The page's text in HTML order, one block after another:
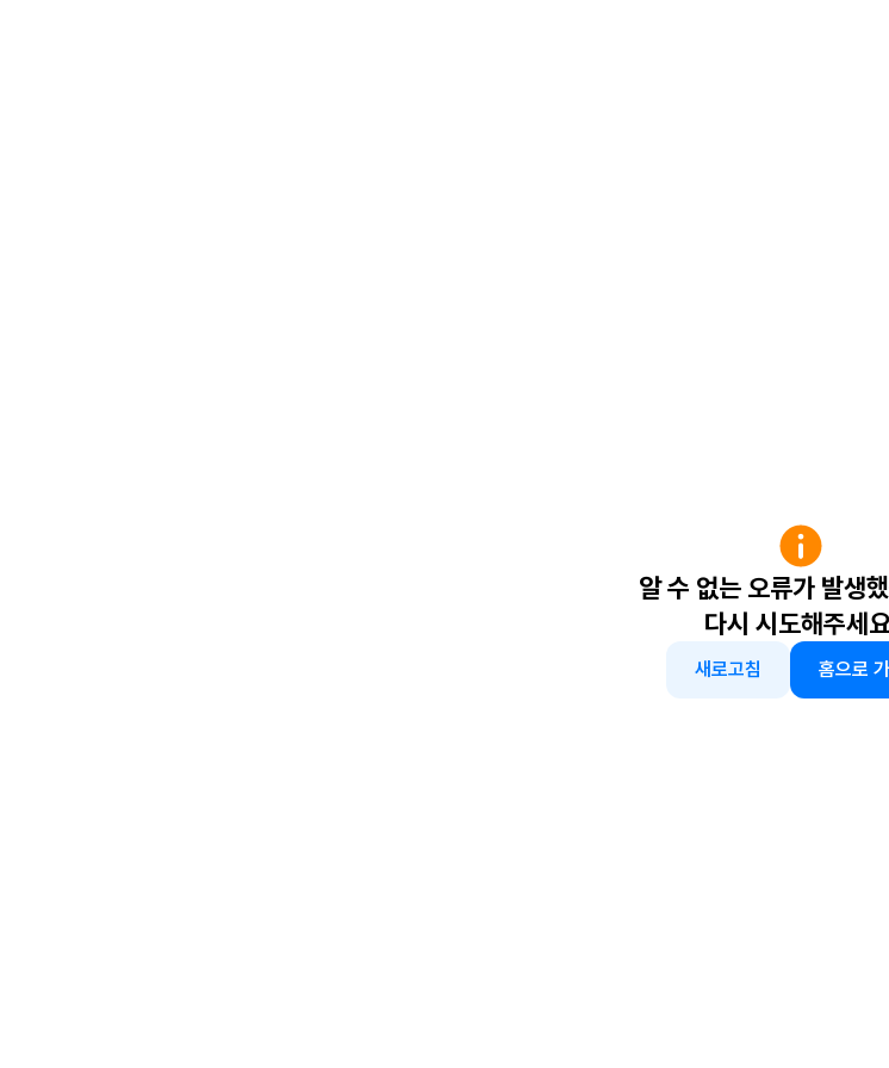
알 수 없는 오류가 발생
다시 시도해주세
새로고침 홈으로 가